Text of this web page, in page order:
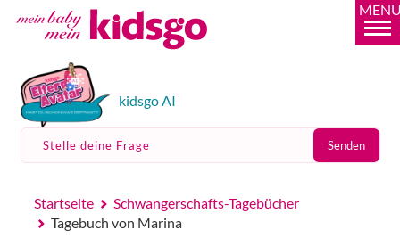
kidsgo AI
Stelle deine Frage Senden
Startseite
Schwangerschafts-Tagebücher
Tagebuch von Marina